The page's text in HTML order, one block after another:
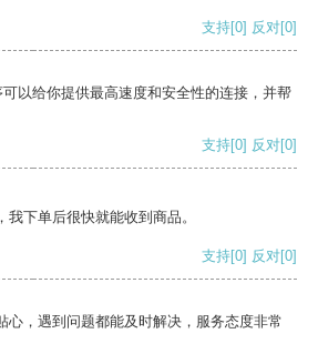
支持[0] 反对[0]
以给你提供最高速度和安全性的连接，并帮
支持[0] 反对[0]
下单后很快就能收到商品。
支持[0] 反对[0]
心，遇到问题都能及时解决，服务态度非常